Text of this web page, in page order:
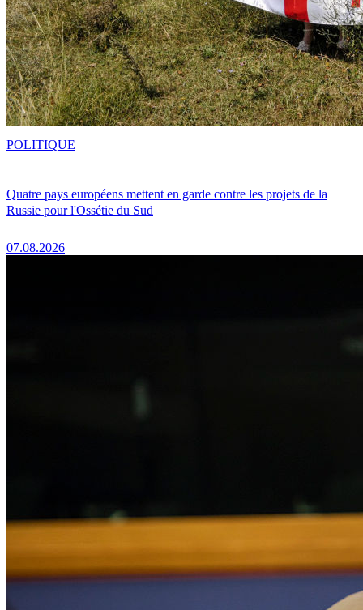
Quatre pays européens mettent en garde contre les projets de la
Russie pour l'Ossétie du Sud
07.08.2026
POLITIQUE